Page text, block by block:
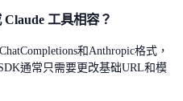
工具相容？
和Anthropic格式，
通常只需要更改基础URL和模